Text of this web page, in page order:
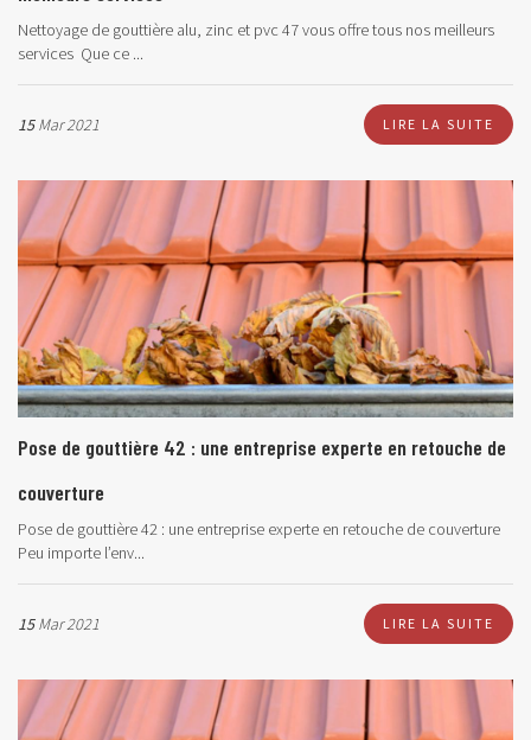
Nettoyage de gouttière alu, zinc et pvc 47 vous offre tous nos meilleurs
services Que ce ...
15Mar 2021 LIRE LA SUITE
Pose de gouttière 42 : une entreprise experte en retouche de
couverture
Pose de gouttière 42 : une entreprise experte en retouche de couverture
Peu importe l’env...
15Mar 2021 LIRE LA SUITE